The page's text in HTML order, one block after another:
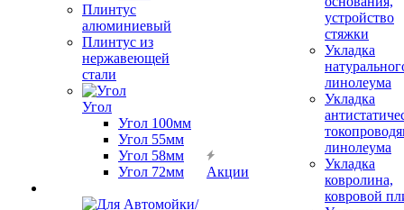
Плинтус
алюминиевый
Плинтус из
нержавеющей
стали
Угол
Угол 100мм
Угол 55мм
Угол 58мм
Угол 72мм
Акции
устройство
стяжки
Укладка
линолеума
Укладка
линолеума
Укладка
ковролина,
ковровой